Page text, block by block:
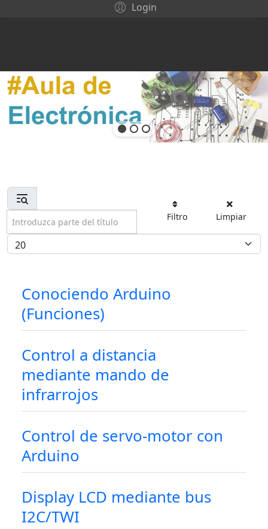
Login
Introduzca parte del título
Filtro Limpiar
Cantidad
Conociendo Arduino
(Funciones)
Control a distancia
mediante mando de
infrarrojos
Control de servo-motor con
Arduino
Display LCD mediante bus
I2C/TWI